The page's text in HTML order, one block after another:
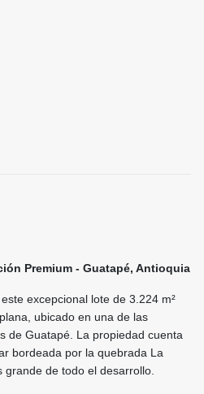
Premium - Guatapé, Antioquia
excepcional lote de 3.224 m²
ubicado en una de las
de Guatapé. La propiedad cuenta
bordeada por la quebrada La
de todo el desarrollo.